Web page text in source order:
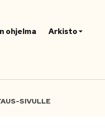
ohjelma Arkisto
SIVULLE